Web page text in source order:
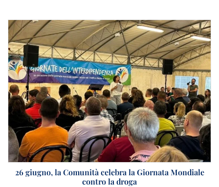
26 giugno, la Comunità celebra la Giornata Mondiale
contro la droga